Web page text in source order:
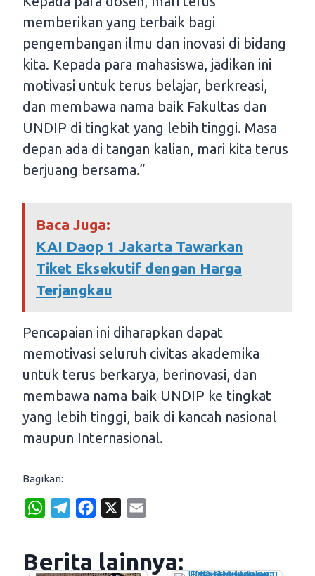
memberikan yang terbaik bagi
pengembangan ilmu dan inovasi di bidang
kita. Kepada para mahasiswa, jadikan ini
motivasi untuk terus belajar, berkreasi,
dan membawa nama baik Fakultas dan
UNDIP di tingkat yang lebih tinggi. Masa
depan ada di tangan kalian, mari kita terus
berjuang bersama.”
Baca Juga:
KAI Daop 1 Jakarta Tawarkan
Tiket Eksekutif dengan Harga
Terjangkau
Pencapaian ini diharapkan dapat
memotivasi seluruh civitas akademika
untuk terus berkarya, berinovasi, dan
membawa nama baik UNDIP ke tingkat
yang lebih tinggi, baik di kancah nasional
maupun Internasional.
Bagikan:
W
t
e
e
Berita lainnya: